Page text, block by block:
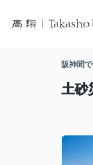
阪神間
土砂